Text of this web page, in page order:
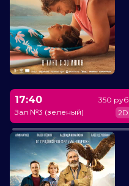
17:40
Зал №3 (зеленый)
350 руб.
2D